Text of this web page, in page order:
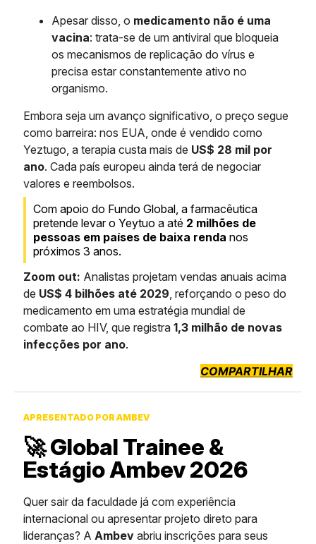
Apesar disso, o medicamento não é uma
vacina: trata-se de um antiviral que bloqueia
os mecanismos de replicação do vírus e
precisa estar constantemente ativo no
organismo.
Embora seja um avanço significativo, o preço segue
como barreira: nos EUA, onde é vendido como
Yeztugo, a terapia custa mais de US$ 28 mil por
ano. Cada país europeu ainda terá de negociar
valores e reembolsos.
Com apoio do Fundo Global, a farmacêutica
pretende levar o Yeytuo a até 2 milhões de
pessoas em países de baixa renda nos
próximos 3 anos.
Zoom out: Analistas projetam vendas anuais acima
de US$ 4 bilhões até 2029, reforçando o peso do
medicamento em uma estratégia mundial de
combate ao HIV, que registra 1,3 milhão de novas
infecções por ano.
COMPARTILHAR
APRESENTADO POR AMBEV
🚀 Global Trainee &
Estágio Ambev 2026
Quer sair da faculdade já com experiência
internacional ou apresentar projeto direto para
lideranças? A Ambev abriu inscrições para seus